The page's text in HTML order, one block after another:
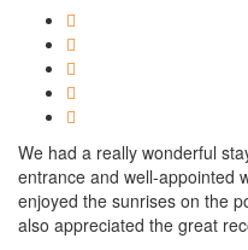
We had a really wonderful
entrance and well-appointed
enjoyed the sunrises on the
also appreciated the great